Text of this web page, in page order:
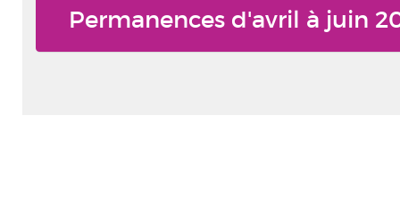
Permanences d'avril à juin